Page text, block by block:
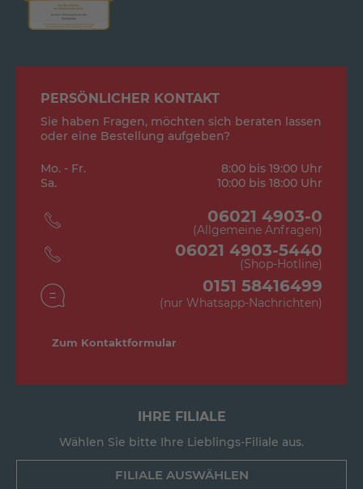
PERSÖNLICHER KONTAKT
Sie haben Fragen, möchten sich beraten lassen
oder eine Bestellung aufgeben?
Mo. - Fr.
8:00 bis 19:00 Uhr
Sa.
10:00 bis 18:00 Uhr
06021 4903-0
(Allgemeine Anfragen)
06021 4903-5440
(Shop-Hotline)
0151 58416499
(nur Whatsapp-Nachrichten)
Zum Kontaktformular
IHRE FILIALE
Wählen Sie bitte Ihre Lieblings-Filiale aus.
FILIALE AUSWÄHLEN